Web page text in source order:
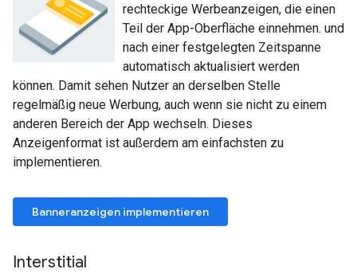
rechteckige Werbeanzeigen, die einen
Teil der App-Oberfläche einnehmen. und
nach einer festgelegten Zeitspanne
automatisch aktualisiert werden
können. Damit sehen Nutzer an derselben Stelle
regelmäßig neue Werbung, auch wenn sie nicht zu einem
anderen Bereich der App wechseln. Dieses
Anzeigenformat ist außerdem am einfachsten zu
implementieren.
Banneranzeigen implementieren
Interstitial